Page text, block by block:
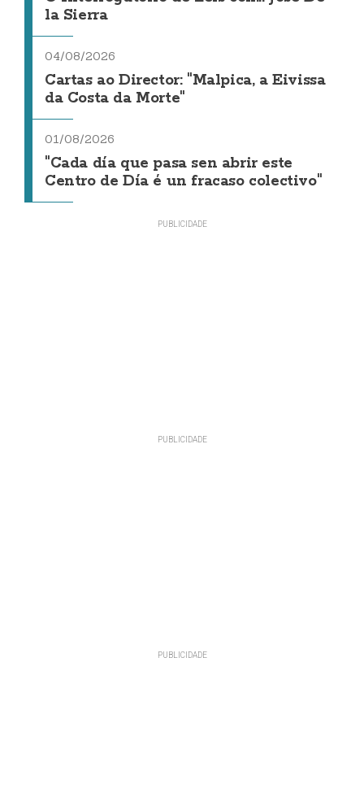
la Sierra
04/08/2026
Cartas ao Director: "Malpica, a Eivissa
da Costa da Morte"
01/08/2026
"Cada día que pasa sen abrir este
Centro de Día é un fracaso colectivo"